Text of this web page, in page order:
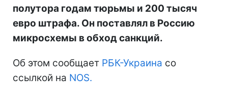
полутора годам тюрьмы и 200 тысяч
евро штрафа. Он поставлял в Россию
микросхемы в обход санкций.
Об этом сообщает РБК-Украина со
ссылкой на NOS.